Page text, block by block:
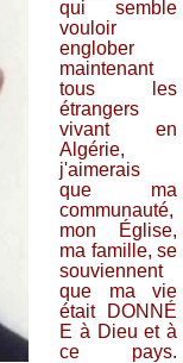
qui semble
vouloir
englober
maintenant
tous les
étrangers
vivant en
Algérie,
j'aimerais
que ma
communauté,
mon Église,
ma famille, se
souviennent
que ma vie
était DONNÉ
E à Dieu et à
ce pays.